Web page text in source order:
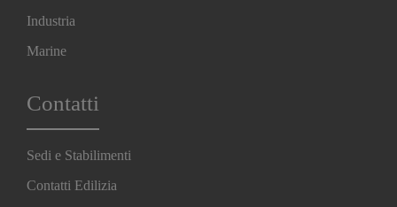
Industria
Marine
Contatti
Sedi e Stabilimenti
Contatti Edilizia